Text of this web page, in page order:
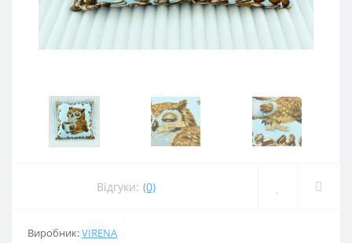
Відгуки: (0)
Виробник:VIRENA